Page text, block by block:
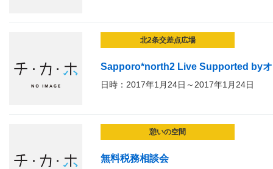
北2条交差点広場
Sapporo*north2 Live Supported byオ
日時：2017年1月24日～2017年1月24日
憩いの空間
無料税務相談会